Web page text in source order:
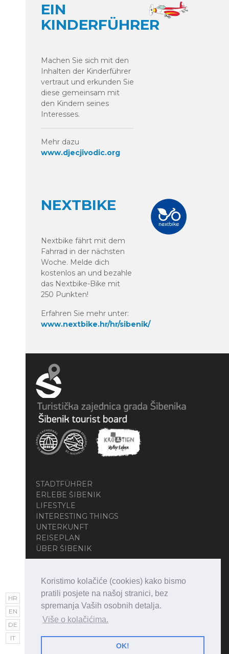
Koristimo kolačiće (cookies) kako bismo
pratili posjete na našoj stranici, bez
spremanja Vaših osobnih detalja.
Više o kolačićima.
OK!
HR
EN
DE
IT
EIN
KINDERFÜHRER
Machen Sie sich mit den
Inhalten der Kinderführer
vertraut und erkunden Sie
diese gemeinsam mit
den Kindern seines
Interesses.
Mehr dazu
www.djecjivodic.org
NEXTBIKE
Nextbike fährt mit dem
Fahrrad in der nächsten
Woche. Melde dich
kostenlos an und bezahle
das Nextbike-Bike mit
250 Punkten!
Erfahren Sie mehr unter:
www.nextbike.hr/hr/sibenik/
STADTFÜHRER
ERLEBE ŠIBENIK
LIFESTYLE
INTERESTING THINGS
UNTERKUNFT
REISEPLAN
ÜBER ŠIBENIK